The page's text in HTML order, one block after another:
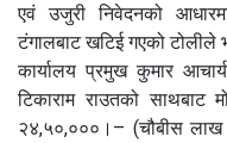
एवं उजुरी निवेदनको
टंगालबाट खटिई गएको टोलीले
कार्यालय प्रमुख कुमार
टिकाराम राउतको
२४,५०,०००।– (चौबीस लाख